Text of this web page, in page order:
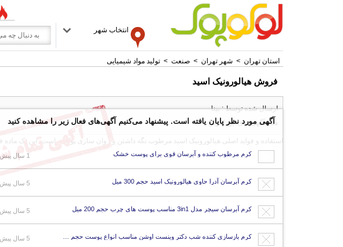
انتخاب شهر
استان تهران > شهر تهران > صنعت > تولید مواد شیمیایی
فروش هیالورونیک اسید
ارسال شده توسط : بینا
همه آگهی های این کاربر
استفاده و فواید اصلی هیالورونیک اسید مرطوب نگه داشتن و روان سازی پوست است. این یک
آگهی مورد نظر پایان یافته است. پیشنهاد می‌کنیم آگهی‌های فعال زیر را مشاهده کنید
کرم مرطوب کننده و آبرسان قوی برای پوست خشک 1 سال پیش
کرم آبرسان آدرا حاوی هیالورونیک اسید حجم 300 میل 5 سال پیش
کرم آبرسان سیچر مدل 3in1 مناسب پوست های چرب حجم 200 میل 5 سال پیش
5 سال پیش